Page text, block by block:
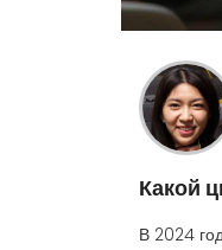
Какой
В 2024